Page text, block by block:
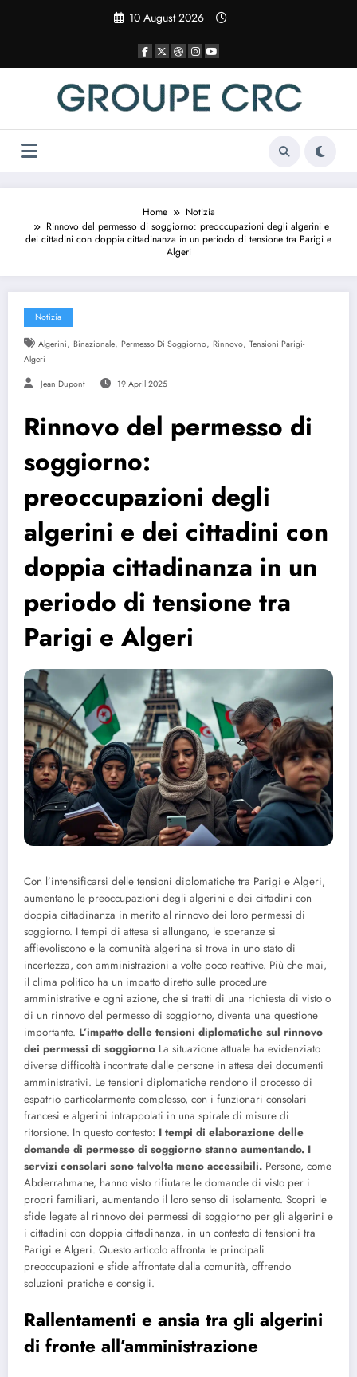
10 August 2026
Home
Notizia
Rinnovo del permesso di soggiorno: preoccupazioni degli algerini e
dei cittadini con doppia cittadinanza in un periodo di tensione tra Parigi e
Algeri
Notizia
Algerini, Binazionale, Permesso Di Soggiorno, Rinnovo, Tensioni Parigi-
Algeri
Jean Dupont 19 April 2025
Rinnovo del permesso di
soggiorno:
preoccupazioni degli
algerini e dei cittadini con
doppia cittadinanza in un
periodo di tensione tra
Parigi e Algeri
Con l’intensificarsi delle tensioni diplomatiche tra Parigi e Algeri,
aumentano le preoccupazioni degli algerini e dei cittadini con
doppia cittadinanza in merito al rinnovo dei loro permessi di
soggiorno. I tempi di attesa si allungano, le speranze si
affievoliscono e la comunità algerina si trova in uno stato di
incertezza, con amministrazioni a volte poco reattive. Più che mai,
il clima politico ha un impatto diretto sulle procedure
amministrative e ogni azione, che si tratti di una richiesta di visto o
di un rinnovo del permesso di soggiorno, diventa una questione
importante. L’impatto delle tensioni diplomatiche sul rinnovo
dei permessi di soggiorno La situazione attuale ha evidenziato
diverse difficoltà incontrate dalle persone in attesa dei documenti
amministrativi. Le tensioni diplomatiche rendono il processo di
espatrio particolarmente complesso, con i funzionari consolari
francesi e algerini intrappolati in una spirale di misure di
ritorsione. In questo contesto: I tempi di elaborazione delle
domande di permesso di soggiorno stanno aumentando. I
servizi consolari sono talvolta meno accessibili. Persone, come
Abderrahmane, hanno visto rifiutare le domande di visto per i
propri familiari, aumentando il loro senso di isolamento. Scopri le
sfide legate al rinnovo dei permessi di soggiorno per gli algerini e
i cittadini con doppia cittadinanza, in un contesto di tensioni tra
Parigi e Algeri. Questo articolo affronta le principali
preoccupazioni e sfide affrontate dalla comunità, offrendo
soluzioni pratiche e consigli.
Rallentamenti e ansia tra gli algerini
di fronte all’amministrazione